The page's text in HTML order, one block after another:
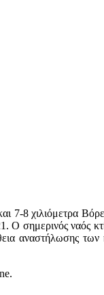
8 χιλιόμετρα
Ο σημερινός ναός
αναστήλωσης